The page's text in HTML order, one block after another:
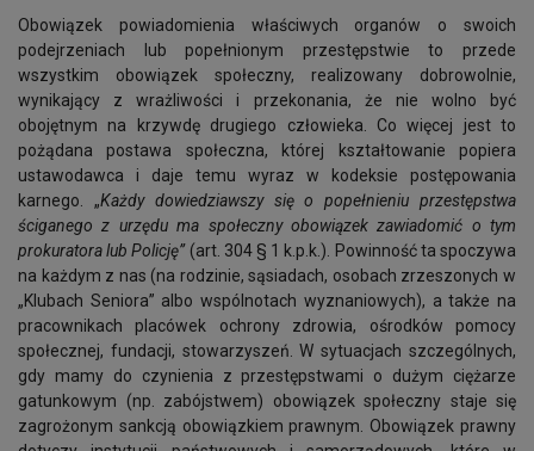
Obowiązek powiadomienia właściwych organów o swoich
podejrzeniach lub popełnionym przestępstwie to przede
wszystkim obowiązek społeczny, realizowany dobrowolnie,
wynikający z wrażliwości i przekonania, że nie wolno być
obojętnym na krzywdę drugiego człowieka. Co więcej jest to
pożądana postawa społeczna, której kształtowanie popiera
ustawodawca i daje temu wyraz w kodeksie postępowania
karnego. „Każdy dowiedziawszy się o popełnieniu przestępstwa
ściganego z urzędu ma społeczny obowiązek zawiadomić o tym
prokuratora lub Policję”(art. 304 § 1 k.p.k.). Powinność ta spoczywa
na każdym z nas (na rodzinie, sąsiadach, osobach zrzeszonych w
„Klubach Seniora” albo wspólnotach wyznaniowych), a także na
pracownikach placówek ochrony zdrowia, ośrodków pomocy
społecznej, fundacji, stowarzyszeń. W sytuacjach szczególnych,
gdy mamy do czynienia z przestępstwami o dużym ciężarze
gatunkowym (np. zabójstwem) obowiązek społeczny staje się
zagrożonym sankcją obowiązkiem prawnym. Obowiązek prawny